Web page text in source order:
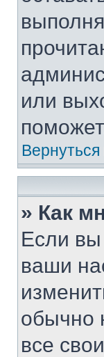
или
Вернуться
» Как
Если вы
ваши
обычно
все